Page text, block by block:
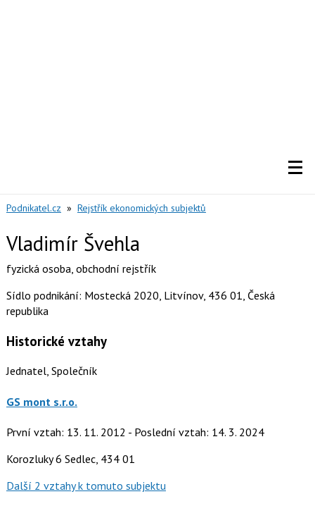
Podnikatel.cz » Rejstřík ekonomických subjektů
Vladimír Švehla
fyzická osoba, obchodní rejstřík
Sídlo podnikání: Mostecká 2020, Litvínov, 436 01, Česká
republika
Historické vztahy
Jednatel, Společník
GS mont s.r.o.
První vztah: 13. 11. 2012 - Poslední vztah: 14. 3. 2024
Korozluky 6 Sedlec, 434 01
Další 2 vztahy k tomuto subjektu